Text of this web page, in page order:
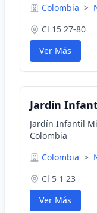
Colombia >
Cl 15 27-80
Ver Más
Jardín
Jardín Infantil
Colombia
Colombia >
Cl 5 1 23
Ver Más